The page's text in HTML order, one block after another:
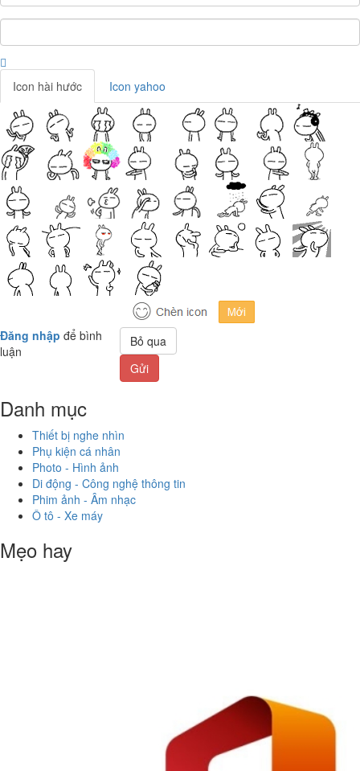
Icon hài hước Icon yahoo
Đăng nhập để bình
luận
Bỏ qua
Gửi
Danh mục
Thiết bị nghe nhìn
Phụ kiện cá nhân
Photo - Hình ảnh
Di động - Công nghệ thông tin
Phim ảnh - Âm nhạc
Ô tô - Xe máy
Mẹo hay